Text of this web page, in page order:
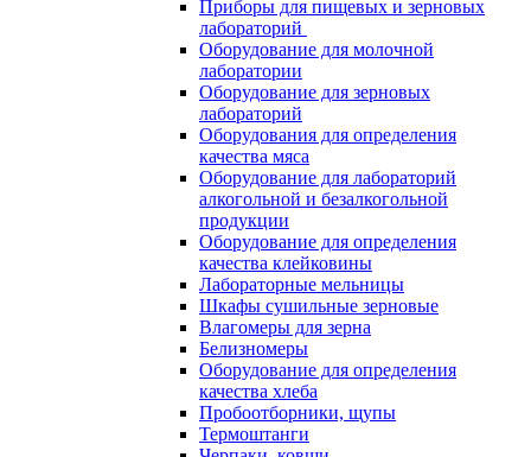
Приборы для пищевых и зерновых
лабораторий
Оборудование для молочной
лаборатории
Оборудование для зерновых
лабораторий
Оборудования для определения
качества мяса
Оборудование для лабораторий
алкогольной и безалкогольной
продукции
Оборудование для определения
качества клейковины
Лабораторные мельницы
Шкафы сушильные зерновые
Влагомеры для зерна
Белизномеры
Оборудование для определения
качества хлеба
Пробоотборники, щупы
Термоштанги